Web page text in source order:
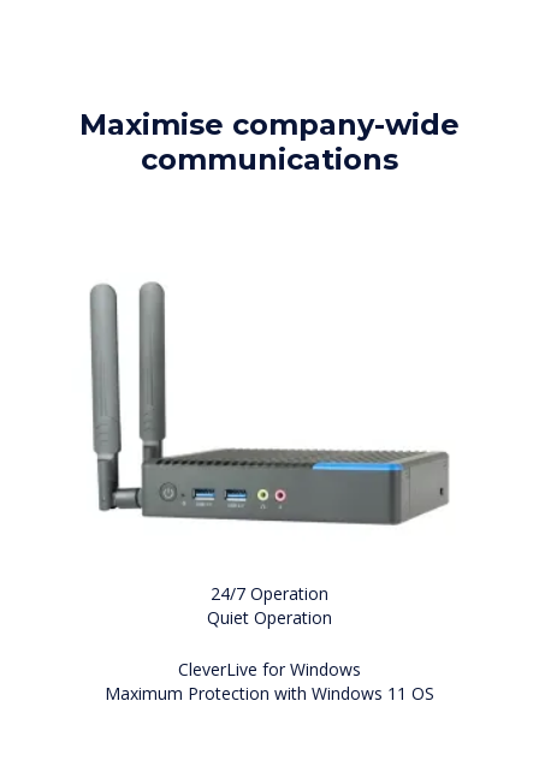
Maximise company-wide
communications
24/7 Operation
Quiet Operation
CleverLive for Windows
Maximum Protection with Windows 11 OS